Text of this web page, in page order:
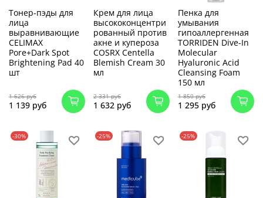
Тонер-пэды для
лица
выравнивающие
CELIMAX
Pore+Dark Spot
Brightening Pad 40
шт
1 626 руб
1 139 руб
Крем для лица
высококонцентри
рованный против
акне и купероза
COSRX Centella
Blemish Cream 30
мл
2 331 руб
1 632 руб
Пенка для
умывания
гипоаллергенная
TORRIDEN Dive-In
Molecular
Hyaluronic Acid
Cleansing Foam
150 мл
1 850 руб
1 295 руб
-30% -25% -25%